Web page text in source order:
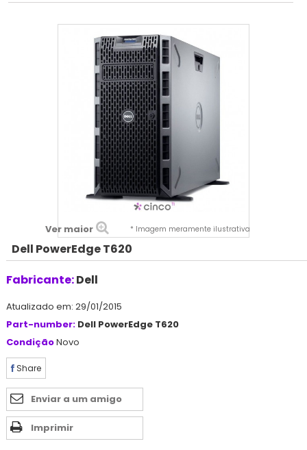
Ver maior * Imagem meramente ilustrativa
Dell PowerEdge T620
Fabricante:Dell
Atualizado em: 29/01/2015
Part-number: Dell PowerEdge T620
CondiçãoNovo
Share
Enviar a um amigo
Imprimir